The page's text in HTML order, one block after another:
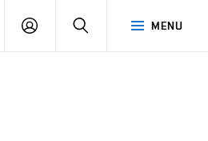
MENU
PŘIHLÁSIT